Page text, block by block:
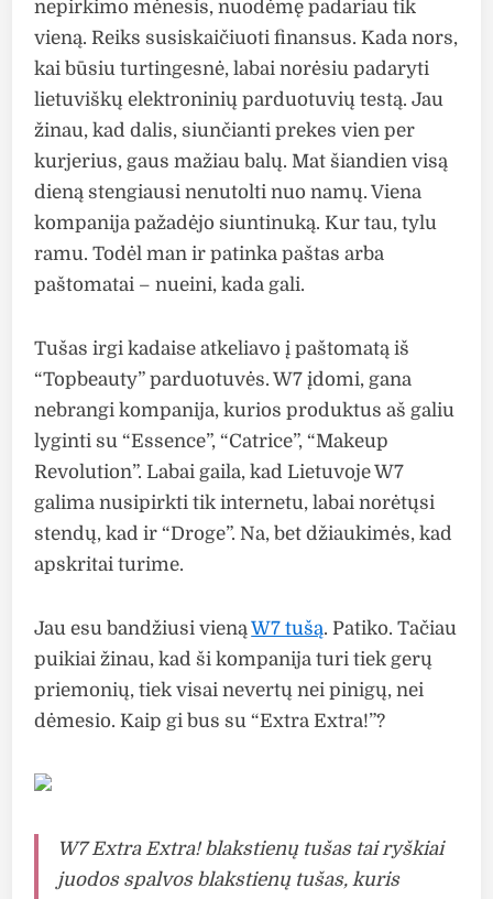
nepirkimo mėnesis, nuodėmę padariau tik
vieną. Reiks susiskaičiuoti finansus. Kada nors,
kai būsiu turtingesnė, labai norėsiu padaryti
lietuviškų elektroninių parduotuvių testą. Jau
žinau, kad dalis, siunčianti prekes vien per
kurjerius, gaus mažiau balų. Mat šiandien visą
dieną stengiausi nenutolti nuo namų. Viena
kompanija pažadėjo siuntinuką. Kur tau, tylu
ramu. Todėl man ir patinka paštas arba
paštomatai – nueini, kada gali.
Tušas irgi kadaise atkeliavo į paštomatą iš
“Topbeauty” parduotuvės. W7 įdomi, gana
nebrangi kompanija, kurios produktus aš galiu
lyginti su “Essence”, “Catrice”, “Makeup
Revolution”. Labai gaila, kad Lietuvoje W7
galima nusipirkti tik internetu, labai norėtųsi
stendų, kad ir “Droge”. Na, bet džiaukimės, kad
apskritai turime.
Jau esu bandžiusi vienąW7 tušą. Patiko. Tačiau
puikiai žinau, kad ši kompanija turi tiek gerų
priemonių, tiek visai nevertų nei pinigų, nei
dėmesio. Kaip gi bus su “Extra Extra!”?
W7 Extra Extra! blakstienų tušas tai ryškiai
juodos spalvos blakstienų tušas, kuris